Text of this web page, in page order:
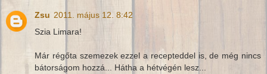
Zsu 2011. május 12. 8:42
Szia Limara!
Már régőta szemezek ezzel a recepteddel is, de még nincs
bátorságom hozzá... Hátha a hétvégén lesz...